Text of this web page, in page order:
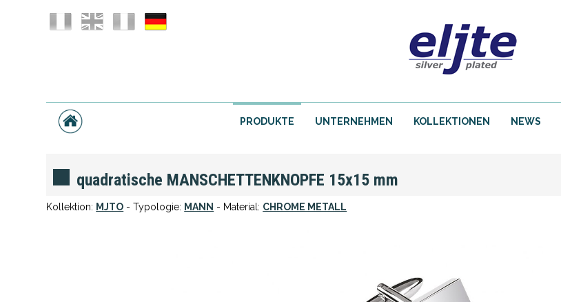
PRODUKTE UNTERNEHMEN KOLLEKTIONEN NEWS
quadratische MANSCHETTENKNOPFE 15x15 mm
Kollektion: MJTO - Typologie: MANN - Material: CHROME METALL